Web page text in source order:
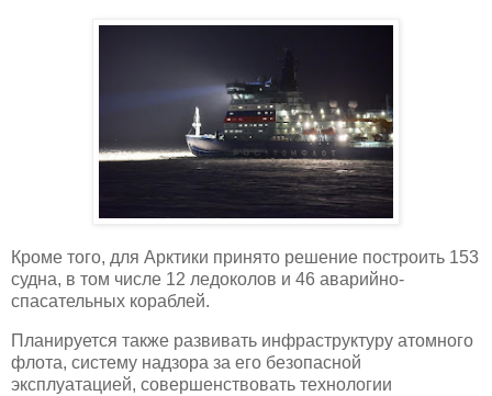
Кроме того, для Арктики принято решение построить 153
судна, в том числе 12 ледоколов и 46 аварийно-
спасательных кораблей.
Планируется также развивать инфраструктуру атомного
флота, систему надзора за его безопасной
эксплуатацией, совершенствовать технологии